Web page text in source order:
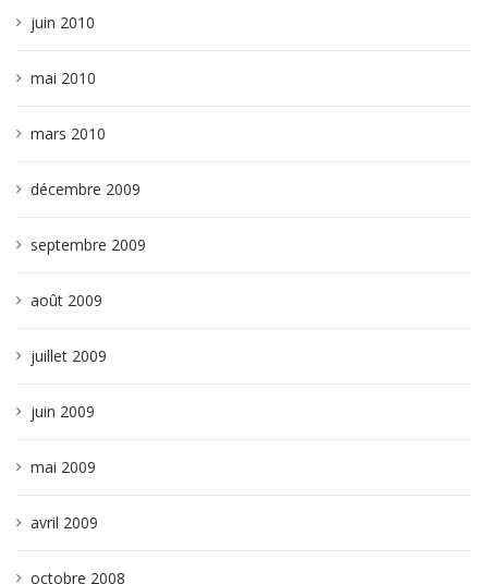
juin 2010
mai 2010
mars 2010
décembre 2009
septembre 2009
août 2009
juillet 2009
juin 2009
mai 2009
avril 2009
octobre 2008